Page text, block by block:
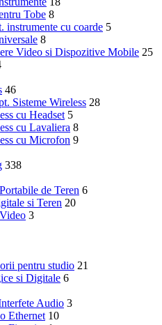
Tobe 8
instrumente cu coarde 5
8
Video si Dispozitive Mobile 25
46
Sisteme Wireless 28
cu Headset 5
cu Lavaliera 8
cu Microfon 9
338
de Teren 6
si Teren 20
3
pentru studio 21
si Digitale 6
Audio 3
Ethernet 10